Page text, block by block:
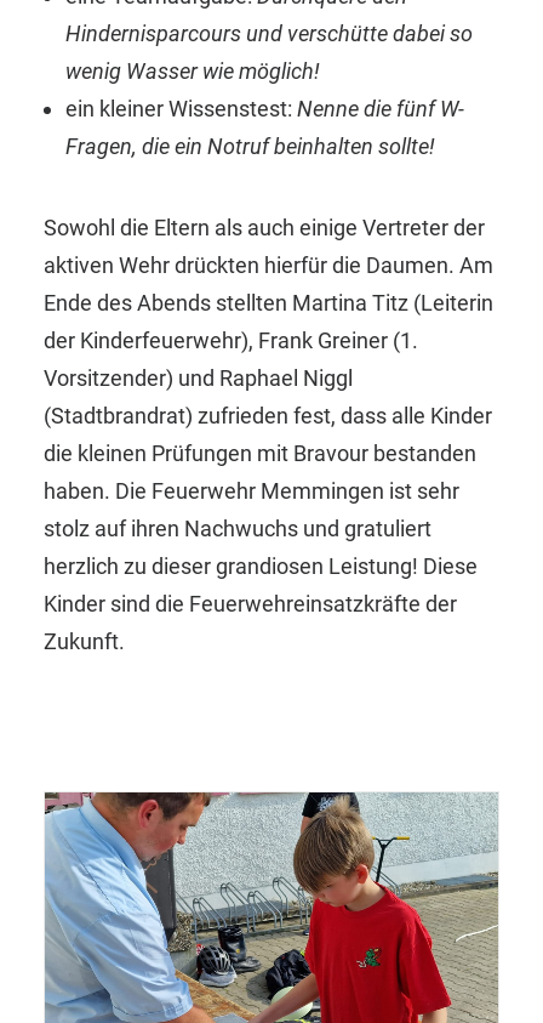
Hindernisparcours und verschütte dabei so
wenig Wasser wie möglich!
ein kleiner Wissenstest: Nenne die fünf W-
Fragen, die ein Notruf beinhalten sollte!
Sowohl die Eltern als auch einige Vertreter der
aktiven Wehr drückten hierfür die Daumen. Am
Ende des Abends stellten Martina Titz (Leiterin
der Kinderfeuerwehr), Frank Greiner (1.
Vorsitzender) und Raphael Niggl
(Stadtbrandrat) zufrieden fest, dass alle Kinder
die kleinen Prüfungen mit Bravour bestanden
haben. Die Feuerwehr Memmingen ist sehr
stolz auf ihren Nachwuchs und gratuliert
herzlich zu dieser grandiosen Leistung! Diese
Kinder sind die Feuerwehreinsatzkräfte der
Zukunft.